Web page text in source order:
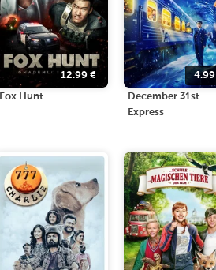
12.99€
Fox Hunt
4.99
December 31st
Express